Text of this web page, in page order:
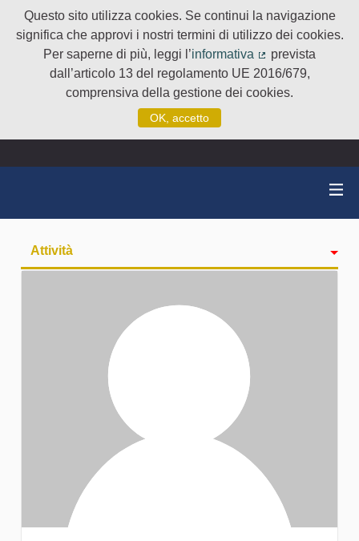
Questo sito utilizza cookies. Se continui la navigazione
significa che approvi i nostri termini di utilizzo dei cookies.
Per saperne di più, leggi l’informativa
(Collegamento
prevista
dall’articolo 13 del regolamento UE 2016/679,
comprensiva della gestione dei cookies.
OK, accetto
Attività